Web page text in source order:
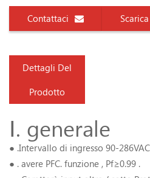
Contattaci Scarica
Dettagli Del
Prodotto
Ⅰ. generale
● .Intervallo di ingresso 90-286VAC
● . avere PFC. funzione , Pf≥0.99 .